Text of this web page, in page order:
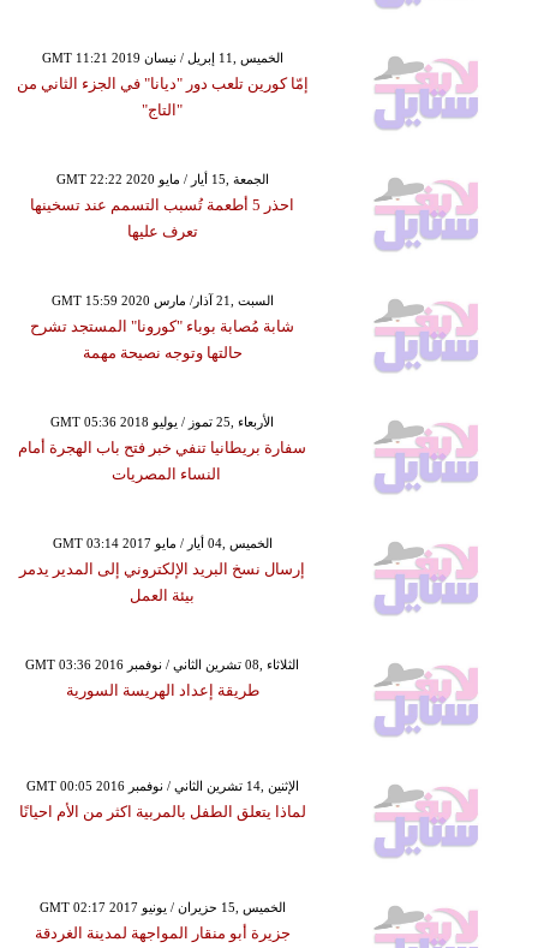
GMT 11:21 2019 الخميس ,11 إبريل / نيسان
إمّا كورين تلعب دور "ديانا" في الجزء الثاني من
"التاج"
GMT 22:22 2020 الجمعة ,15 أيار / مايو
احذر 5 أطعمة تُسبب التسمم عند تسخينها
تعرف عليها
GMT 15:59 2020 السبت ,21 آذار/ مارس
شابة مُصابة بوباء "كورونا" المستجد تشرح
حالتها وتوجه نصيحة مهمة
GMT 05:36 2018 الأربعاء ,25 تموز / يوليو
سفارة بريطانيا تنفي خبر فتح باب الهجرة أمام
النساء المصريات
GMT 03:14 2017 الخميس ,04 أيار / مايو
إرسال نسخ البريد الإلكتروني إلى المدير يدمر
بيئة العمل
GMT 03:36 2016 الثلاثاء ,08 تشرين الثاني / نوفمبر
طريقة إعداد الهريسة السورية
GMT 00:05 2016 الإثنين ,14 تشرين الثاني / نوفمبر
لماذا يتعلق الطفل بالمربية اكثر من الأم احيانًا
GMT 02:17 2017 الخميس ,15 حزيران / يونيو
جزيرة أبو منقار المواجهة لمدينة الغردقة